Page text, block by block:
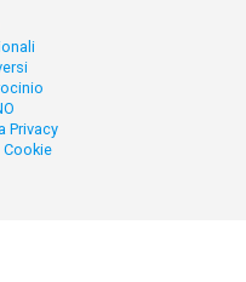
Privacy